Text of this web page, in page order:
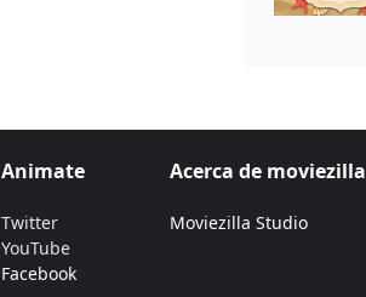
Animate
Twitter
YouTube
Facebook
Acerca de moviezilla
Moviezilla Studio